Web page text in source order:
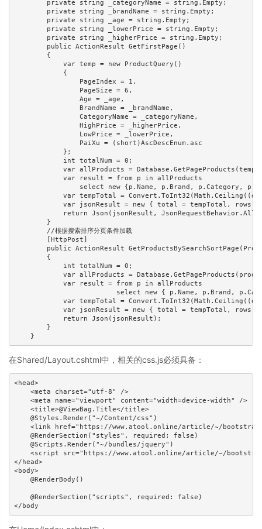
        private string _categoryName = string.Empty;
        private string _brandName = string.Empty;
        private string _age = string.Empty;
        private string _lowerPrice = string.Empty;
        private string _higherPrice = string.Empty;
        public ActionResult GetFirstPage()
        {
            var temp = new ProductQuery()
            {
                PageIndex = 1,
                PageSize = 6,
                Age = _age,
                BrandName = _brandName,
                CategoryName = _categoryName,
                HighPrice = _higherPrice,
                LowPrice = _lowerPrice,
                PaiXu = (short)AscDescEnum.asc
            };
            int totalNum = 0;
var allProducts =
            var result = from p in allProducts
select new {p.Name, p.Brand, p.Category,
var tempTotal =
var jsonResult = new { total = tempTotal, rows =
return Json(jsonResult,
        }
        //根据搜索排序分页条件加载
        [HttpPost]
public ActionResult
        {
            int totalNum = 0;
var allProducts =
            var result = from p in allProducts
select new { p.Name, p.Brand,
var tempTotal =
var jsonResult = new { total = tempTotal, rows =
            return Json(jsonResult);
        }
    }
在Shared/Layout.cshtml中，相关的css.js必须具备：
<head>
    <meta charset="utf-8" />
    <meta name="viewport" content="width=device-width" />
    <title>@ViewBag.Title</title>
    @Styles.Render("~/Content/css")
<link href="https://www.atool.online/article/~/
    @RenderSection("styles", required: false)
    @Scripts.Render("~/bundles/jquery")
<script src="https://www.atool.online/article/~/
</head>
<body>
    @RenderBody()
    @RenderSection("scripts", required: false)
</body